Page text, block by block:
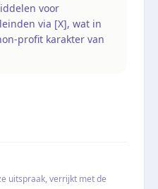
voor
via [X], wat in
profit karakter van
uitspraak, verrijkt met de